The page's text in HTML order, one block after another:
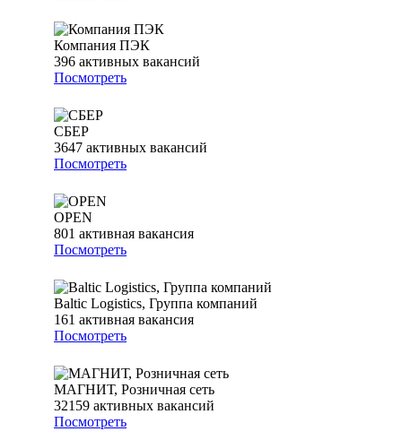
Компания ПЭК
396 активных вакансий
Посмотреть
СБЕР
3647 активных вакансий
Посмотреть
OPEN
801 активная вакансия
Посмотреть
Baltic Logistics, Группа компаний
161 активная вакансия
Посмотреть
МАГНИТ, Розничная сеть
32159 активных вакансий
Посмотреть